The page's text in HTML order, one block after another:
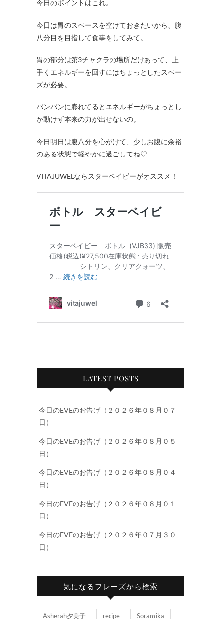
今日のポイントはこれ。
今日は胃のスペースを空けておきたいから、腹
八分目を目指して食事をしてみて。
胃の部分は第3チャクラの場所だけあって、上
手くエネルギーを回すにはちょっとしたスペー
ズが必要。
パンパンに膨れてるとエネルギーがちょっとし
か動けず本来の力が出せないの。
今日明日は腹八分を心がけて、少しお腹に余裕
のある状態で軽やかに過ごしてね♡
VITAJUWELならスターベイビーがオススメ！
LATEST POSTS
今日のEVEのお告げ（２０２６年０８月０７
日）
今日のEVEのお告げ（２０２６年０８月０５
日）
今日のEVEのお告げ（２０２６年０８月０４
日）
今日のEVEのお告げ（２０２６年０８月０１
日）
今日のEVEのお告げ（２０２６年０７月３０
日）
気になるフレーズから検索
Asherah夕美子 recipe Soraｍika